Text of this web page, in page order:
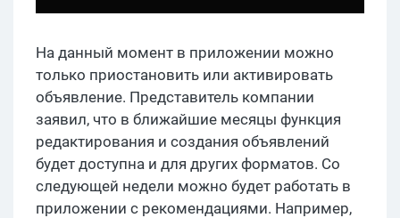
На данный момент в приложении можно
только приостановить или активировать
объявление. Представитель компании
заявил, что в ближайшие месяцы функция
редактирования и создания объявлений
будет доступна и для других форматов. Со
следующей недели можно будет работать в
приложении с рекомендациями. Например,